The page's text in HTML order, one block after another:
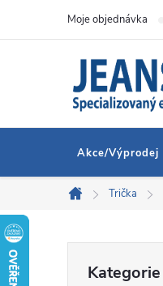
Moje objednávka
Akce/Výprodej
Domů
Trička
kategorie
Kategorie